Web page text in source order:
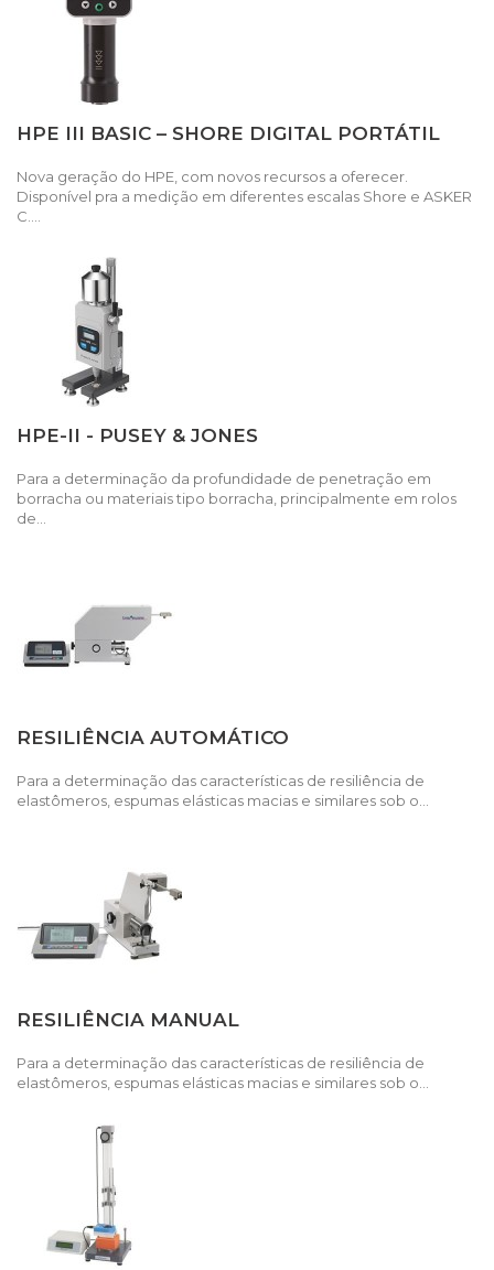
HPE III BASIC – SHORE DIGITAL PORTÁTIL
Nova geração do HPE, com novos recursos a oferecer.
Disponível pra a medição em diferentes escalas Shore e ASKER
C....
HPE-II - PUSEY & JONES
Para a determinação da profundidade de penetração em
borracha ou materiais tipo borracha, principalmente em rolos
de...
RESILIÊNCIA AUTOMÁTICO
Para a determinação das características de resiliência de
elastômeros, espumas elásticas macias e similares sob o...
RESILIÊNCIA MANUAL
Para a determinação das características de resiliência de
elastômeros, espumas elásticas macias e similares sob o...